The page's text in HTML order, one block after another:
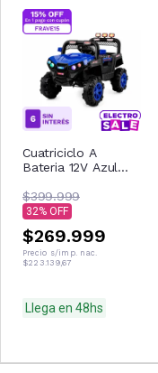
Cuatriciclo A
Bateria 12V Azul
Remoto Musica Usb
Luces
$399.999
32
$269.999
Precio s/imp. nac.
$223.139,67
Llega en 48hs